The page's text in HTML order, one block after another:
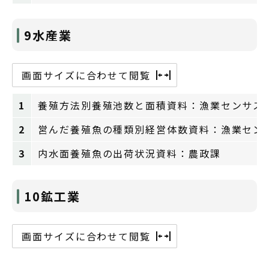
9水産業
画面サイズに合わせて閲覧
1
養殖方法別養殖池数と面積資料：漁業センサス
2
営んだ養殖魚の種類別経営体数資料：漁業セン
3
内水面養殖魚の出荷状況資料：農政課
10鉱工業
画面サイズに合わせて閲覧